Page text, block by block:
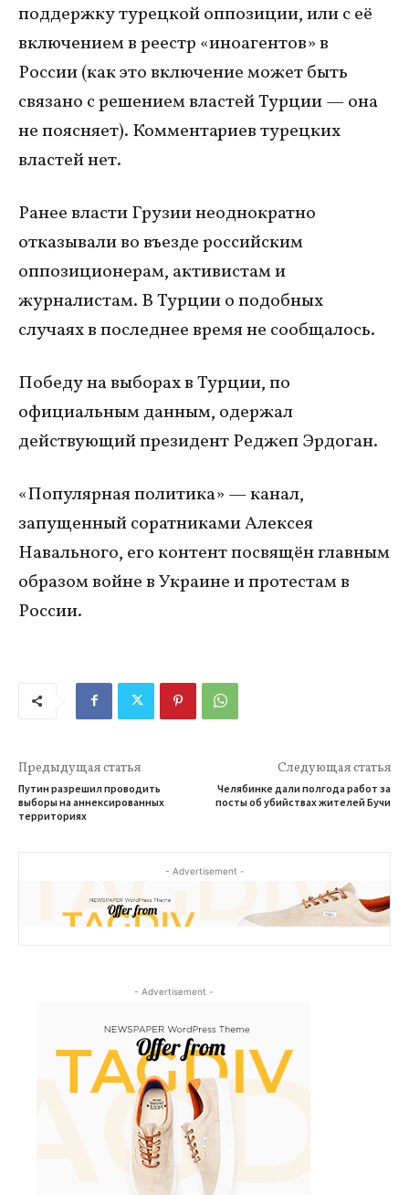
поддержку турецкой оппозиции, или с её
включением в реестр «иноагентов» в
России (как это включение может быть
связано с решением властей Турции — она
не поясняет). Комментариев турецких
властей нет.
Ранее власти Грузии неоднократно
отказывали во въезде российским
оппозиционерам, активистам и
журналистам. В Турции о подобных
случаях в последнее время не сообщалось.
Победу на выборах в Турции, по
официальным данным, одержал
действующий президент Реджеп Эрдоган.
«Популярная политика» — канал,
запущенный соратниками Алексея
Навального, его контент посвящён главным
образом войне в Украине и протестам в
России.
Предыдущая статья
Путин разрешил проводить
выборы на аннексированных
территориях
Следующая статья
Челябинке дали полгода работ за
посты об убийствах жителей Бучи
- Advertisement -
- Advertisement -